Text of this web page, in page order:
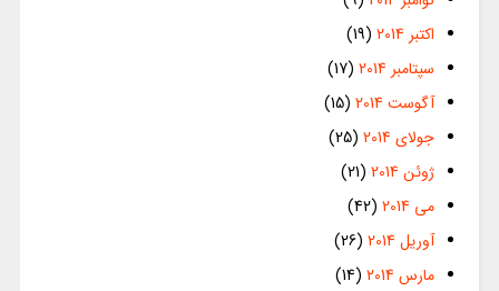
اکتبر 2014
(19)
سپتامبر 2014
(17)
آگوست 2014
(15)
جولای 2014
(25)
ژوئن 2014
(21)
می 2014
(42)
آوریل 2014
(26)
مارس 2014
(14)